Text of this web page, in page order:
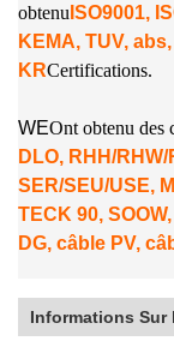
obtenu ISO9001,
KEMA, TUV,
KRCertifications.
WEOnt obtenu des
DLO, RHH/
SER/SEU/USE,
TECK 90,
DG, câble PV,
Informations Sur